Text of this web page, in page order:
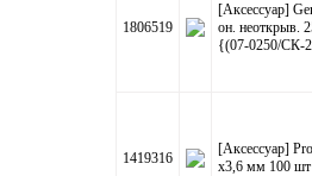
1806519
[Аксессуар]
он.
{(07-0250/СК-
1419316
[Аксессуар]
х3,6 мм 100